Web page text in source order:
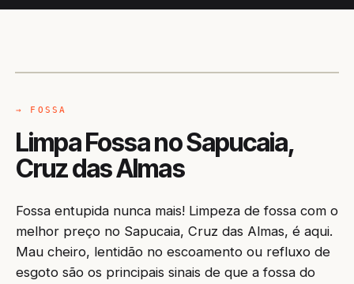
→ FOSSA
Limpa Fossa no Sapucaia,
Cruz das Almas
Fossa entupida nunca mais! Limpeza de fossa com o
melhor preço no Sapucaia, Cruz das Almas, é aqui.
Mau cheiro, lentidão no escoamento ou refluxo de
esgoto são os principais sinais de que a fossa do